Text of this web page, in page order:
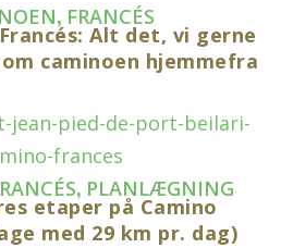
, FRANCÉS
Alt det, vi gerne
caminoen hjemmefra
, PLANLÆGNING
etaper på Camino
med 29 km pr. dag)